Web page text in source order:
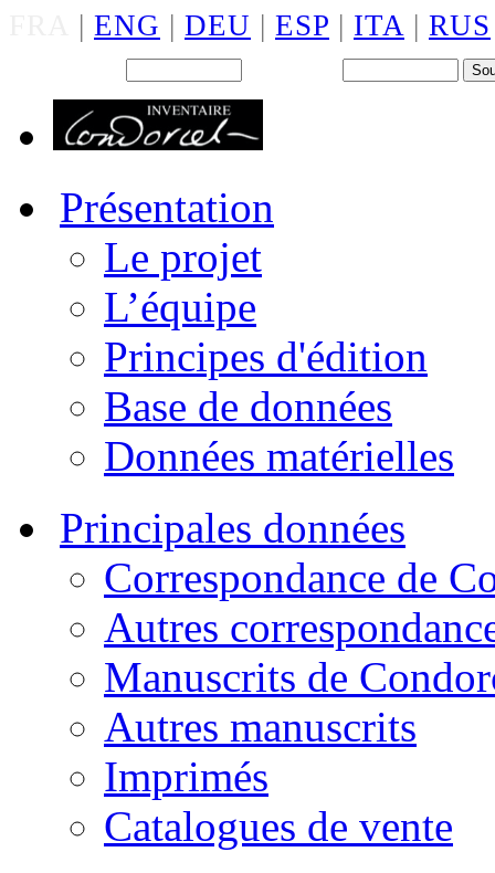
| ENG | DEU | ESP | ITA | RUS
Présentation
Le projet
L’équipe
Principes d'édition
Base de données
Données matérielles
Principales données
Correspondance de
Autres
Manuscrits de
Autres manuscrits
Imprimés
Catalogues de vente